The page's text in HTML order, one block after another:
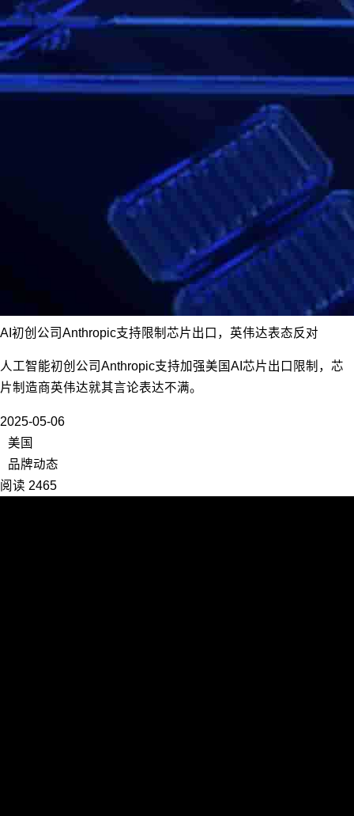
AI初创公司Anthropic支持限制芯片出口，英伟达表态反对
人工智能初创公司Anthropic支持加强美国AI芯片出口限制，芯
片制造商英伟达就其言论表达不满。
2025-05-06
美国
品牌动态
阅读 2465